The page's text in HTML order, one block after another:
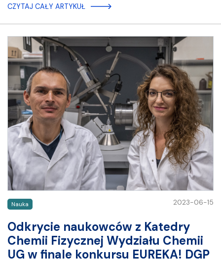
CZYTAJ CAŁY ARTYKUŁ
Nauka 2023-06-15
Odkrycie naukowców z Katedry
Chemii Fizycznej Wydziału Chemii
UG w finale konkursu EUREKA! DGP